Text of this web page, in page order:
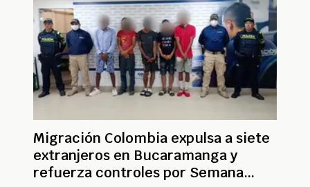
Migración Colombia expulsa a siete
extranjeros en Bucaramanga y
refuerza controles por Semana